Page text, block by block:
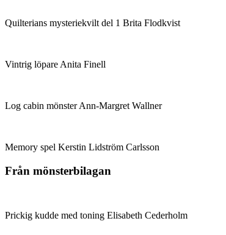
Quilterians mysteriekvilt del 1 Brita Flodkvist
Vintrig löpare Anita Finell
Log cabin mönster Ann-Margret Wallner
Memory spel Kerstin Lidström Carlsson
Från mönsterbilagan
Prickig kudde med toning Elisabeth Cederholm